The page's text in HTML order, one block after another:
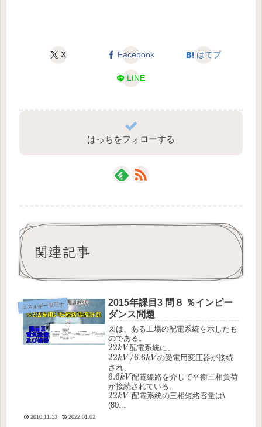
X Facebook はてブ
LINE
はっちをフォローする
関連記事
エネルギー管理士
2015年課目3 問８ ％インピー
ダンス問題
図は、ある工場の配電系統を示したも
のである。
22kV
22kV配電系統に、
22kV /6.6kV
22kV/6.6kV の受電用変圧器が接続
され、
6.6kV
6.6kV配電線路を介して平衡三相負荷
が接続されている。
22kV
22kV 配電系統の三相短絡容量は\
(80...
2010.11.13 2022.01.02